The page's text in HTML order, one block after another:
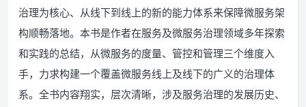
治理为核心、从线下到线上的新的能力体系来保障微服务架
构顺畅落地。本书是作者在服务及微服务治理领域多年探索
和实践的总结，从微服务的度量、管控和管理三个维度入
手，力求构建一个覆盖微服务线上及线下的广义的治理体
系。全书内容翔实，层次清晰，涉及服务治理的发展历史、